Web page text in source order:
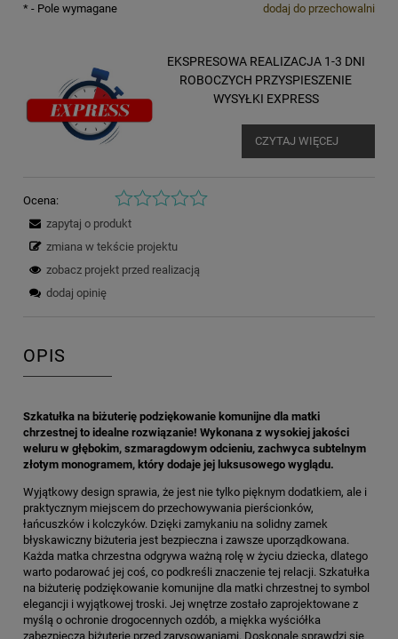
dodaj do przechowalni
* - Pole wymagane
EKSPRESOWA REALIZACJA 1-3 DNI
ROBOCZYCH PRZYSPIESZENIE
WYSYŁKI EXPRESS
CZYTAJ WIĘCEJ
Ocena:
zapytaj o produkt
zmiana w tekście projektu
zobacz projekt przed realizacją
dodaj opinię
OPIS
Szkatułka na biżuterię podziękowanie komunijne dla matki
chrzestnej to idealne rozwiązanie! Wykonana z wysokiej jakości
weluru w głębokim, szmaragdowym odcieniu, zachwyca subtelnym
złotym monogramem, który dodaje jej luksusowego wyglądu.
Wyjątkowy design sprawia, że jest nie tylko pięknym dodatkiem, ale i
praktycznym miejscem do przechowywania pierścionków,
łańcuszków i kolczyków. Dzięki zamykaniu na solidny zamek
błyskawiczny biżuteria jest bezpieczna i zawsze uporządkowana.
Każda matka chrzestna odgrywa ważną rolę w życiu dziecka, dlatego
warto podarować jej coś, co podkreśli znaczenie tej relacji. Szkatułka
na biżuterię podziękowanie komunijne dla matki chrzestnej to symbol
elegancji i wyjątkowej troski. Jej wnętrze zostało zaprojektowane z
myślą o ochronie drogocennych ozdób, a miękka wyściółka
zabezpiecza biżuterię przed zarysowaniami. Doskonale sprawdzi się